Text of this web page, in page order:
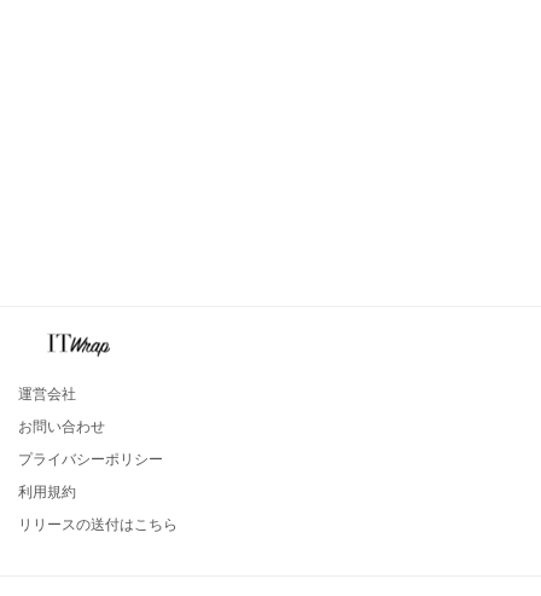
運営会社
お問い合わせ
プライバシーポリシー
利用規約
リリースの送付はこちら